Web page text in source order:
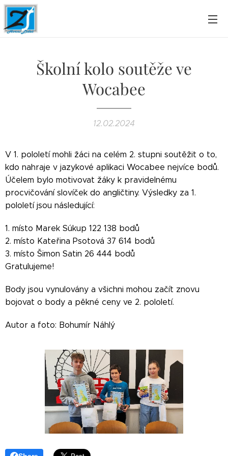
Školní kolo soutěže ve
Wocabee
12.02.2024
V 1. pololetí mohli žáci na celém 2. stupni soutěžit o to,
kdo nahraje v jazykové aplikaci Wocabee nejvíce bodů.
Účelem bylo motivovat žáky k pravidelnému
procvičování slovíček do angličtiny. Výsledky za 1.
pololetí jsou následující:
1. místo Marek Súkup 122 138 bodů
2. místo Kateřina Psotová 37 614 bodů
3. místo Šimon Satin 26 444 bodů
Gratulujeme!
Body jsou vynulovány a všichni mohou začít znovu
bojovat o body a pěkné ceny ve 2. pololetí.
Autor a foto: Bohumír Náhlý